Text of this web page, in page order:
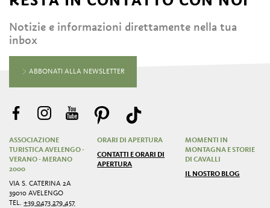
Notizie e informazioni direttamente nella tua
inbox
ABBONATI ALLA NEWSLETTER
ASSOCIAZIONE
TURISTICA AVELENGO -
VERANO - MERANO
2000
VIA S. CATERINA 2A
39010 AVELENGO
TEL.+39 0473 279 457
ORARI DI APERTURA
CONTATTI E ORARI DI
APERTURA
MOMENTI IN
MONTAGNA E STORIE
DI CAVALLI
IL NOSTRO BLOG